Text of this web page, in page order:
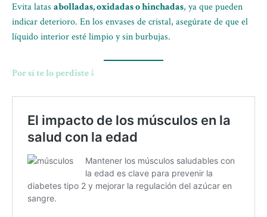
Evita latas abolladas, oxidadas o hinchadas, ya que pueden
indicar deterioro. En los envases de cristal, asegúrate de que el
líquido interior esté limpio y sin burbujas.
Por sí te lo perdiste ↓